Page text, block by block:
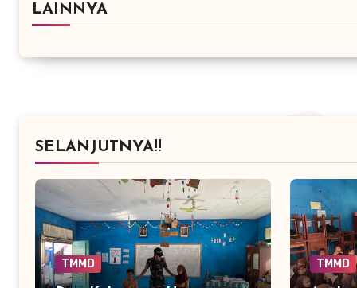
LAINNYA
SELANJUTNYA!!
TMMD TMMD